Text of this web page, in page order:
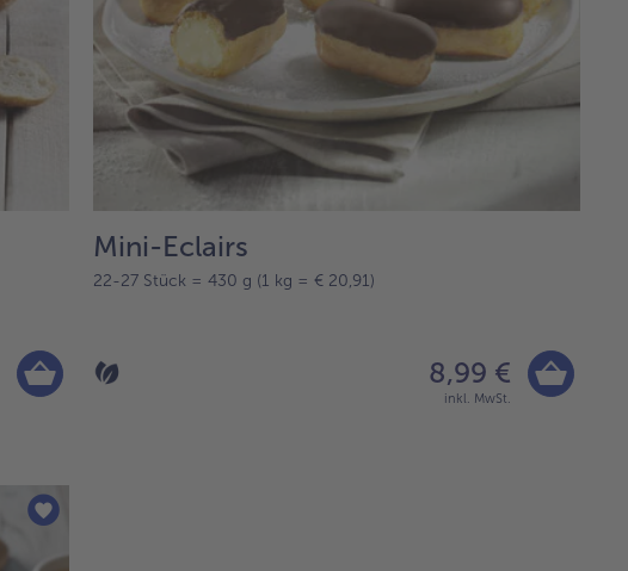
Mini-Eclairs
22-27 Stück = 430 g (1 kg = € 20,91)
8,99 €
inkl. MwSt.